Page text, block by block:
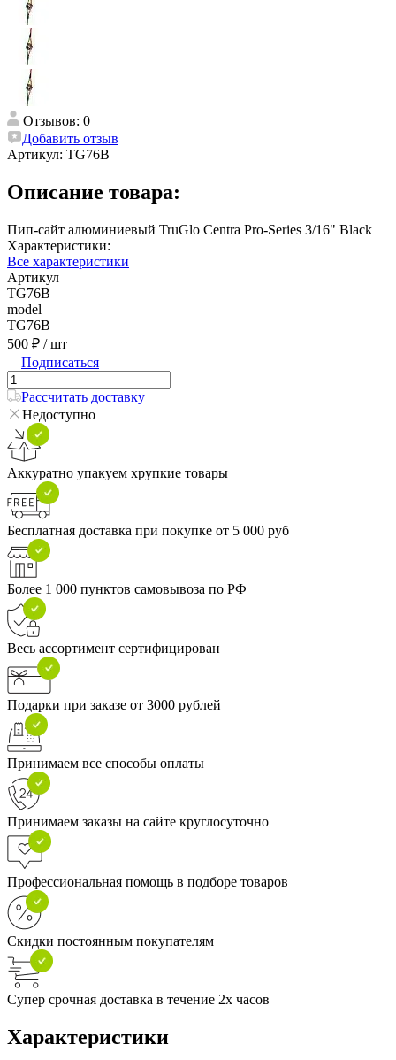
Отзывов: 0
Добавить отзыв
Артикул: TG76B
Описание товара:
Пип-сайт алюминиевый TruGlo Centra Pro-Series 3/16" Black
Характеристики:
Все характеристики
Артикул
TG76B
model
TG76B
500 ₽ / шт
Подписаться
Рассчитать доставку
Недоступно
Аккуратно упакуем хрупкие товары
Бесплатная доставка при покупке от 5 000 руб
Более 1 000 пунктов самовывоза по РФ
Весь ассортимент сертифицирован
Подарки при заказе от 3000 рублей
Принимаем все способы оплаты
Принимаем заказы на сайте круглосуточно
Профессиональная помощь в подборе товаров
Скидки постоянным покупателям
Супер срочная доставка в течение 2х часов
Характеристики